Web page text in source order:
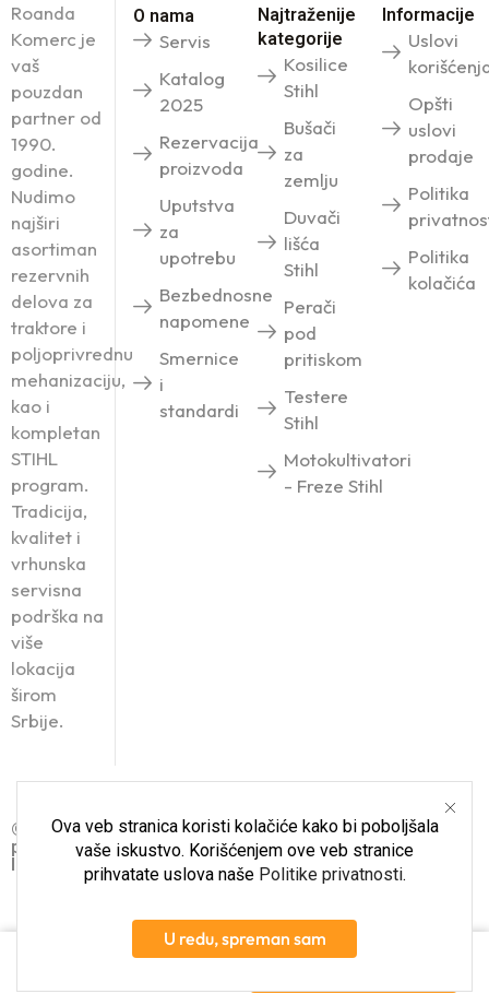
Ova veb stranica koristi kolačiće kako bi poboljšala
vaše iskustvo. Korišćenjem ove veb stranice
prihvatate uslova naše Politike privatnosti.
U redu, spreman sam
Roanda
Komerc je
vaš
pouzdan
partner od
1990.
godine.
Nudimo
najširi
asortiman
rezervnih
delova za
traktore i
poljoprivrednu
mehanizaciju,
kao i
kompletan
STIHL
program.
Tradicija,
kvalitet i
vrhunska
servisna
podrška na
više
lokacija
širom
Srbije.
O nama
Servis
Katalog
2025
Rezervacija
proizvoda
Uputstva
za
upotrebu
Bezbednosne
napomene
Smernice
i
standardi
Najtraženije
kategorije
Kosilice
Stihl
Bušači
za
zemlju
Duvači
lišća
Stihl
Perači
pod
pritiskom
Testere
Stihl
Motokultivatori
- Freze Stihl
Informacije
Uslovi
Opšti
uslovi
prodaje
Politika
Politika
kolačića
© Roanda Komerc 2025. Sva
prava zadržana.
Izrada sajta i SEO: STRIX